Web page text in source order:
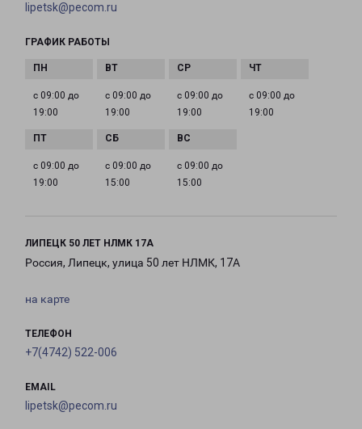
lipetsk@pecom.ru
ГРАФИК РАБОТЫ
с 09:00 до
19:00
с 09:00 до
19:00
с 09:00 до
19:00
с 09:00 до
19:00
с 09:00 до
19:00
с 09:00 до
15:00
с 09:00 до
15:00
ЛИПЕЦК 50 ЛЕТ НЛМК 17А
Россия, Липецк, улица 50 лет НЛМК, 17А
на карте
ТЕЛЕФОН
+7(4742) 522-006
EMAIL
lipetsk@pecom.ru